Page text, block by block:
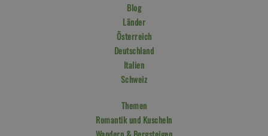
Blog
Länder
Österreich
Deutschland
Italien
Schweiz
Themen
Romantik und Kuscheln